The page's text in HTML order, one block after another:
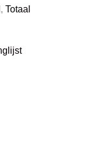
, Totaal